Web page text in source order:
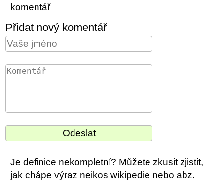
komentář
Přidat nový komentář
Je definice nekompletní? Můžete zkusit zjistit,
jak chápe výraz neikos wikipedie nebo abz.